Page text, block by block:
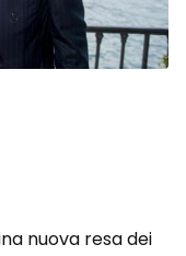
nuova resa dei